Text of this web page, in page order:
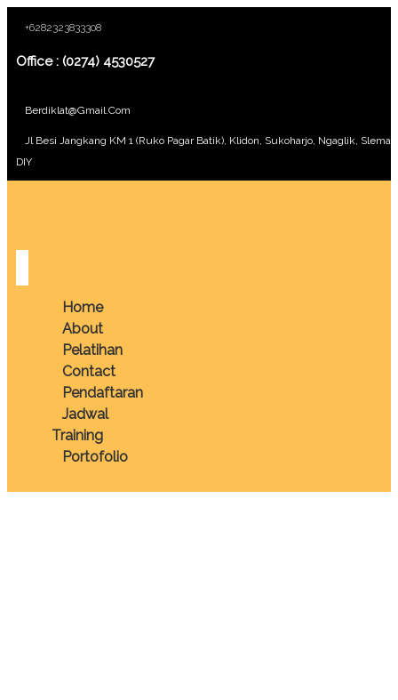
+6282323833308
Office : (0274) 4530527
Berdiklat@gmail.com
Jl Besi Jangkang KM 1 (Ruko Pagar Batik), Klidon, Sukoharjo, Ngaglik,
DIY
Home
About
Pelatihan
Contact
Pendaftaran
Jadwal
Training
Portofolio